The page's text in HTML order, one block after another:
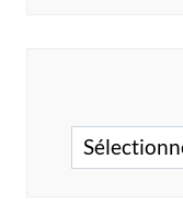
Catégories